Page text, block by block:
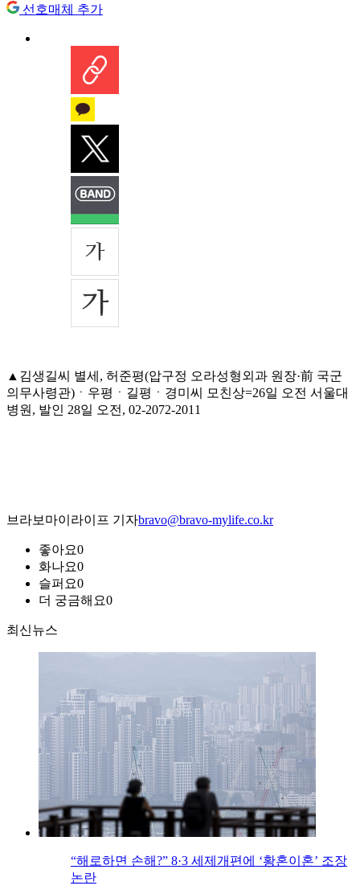
선호매체 추가
▲김생길씨 별세, 허준평(압구정 오라성형외과 원장·前 국군
의무사령관)ㆍ우평ㆍ길평ㆍ경미씨 모친상=26일 오전 서울대
병원, 발인 28일 오전, 02-2072-2011
브라보마이라이프 기자bravo@bravo-mylife.co.kr
좋아요0
화나요0
슬퍼요0
더 궁금해요0
최신뉴스
“해로하면 손해?” 8·3 세제개편에 ‘황혼이혼’ 조장
논란